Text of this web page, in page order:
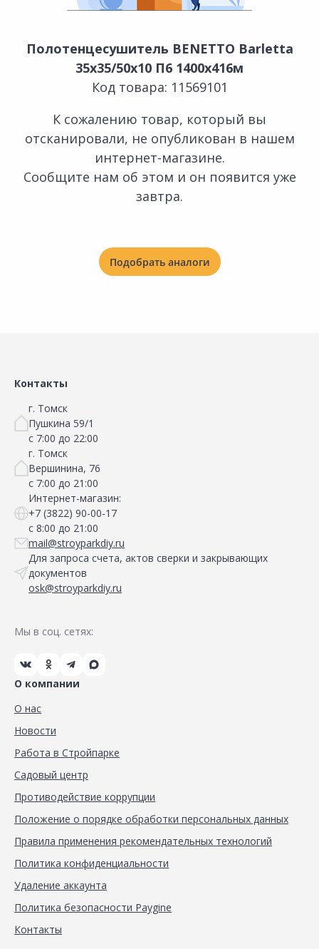
Полотенцесушитель BENETTO Barletta
35х35/50х10 П6 1400х416м
Код товара: 11569101
К сожалению товар, который вы
отсканировали, не опубликован в нашем
интернет-магазине.
Сообщите нам об этом и он появится уже
завтра.
Подобрать аналоги
Контакты
г. Томск
Пушкина 59/1
с 7:00 до 22:00
г. Томск
Вершинина, 76
с 7:00 до 21:00
Интернет-магазин:
+7 (3822) 90-00-17
с 8:00 до 21:00
mail@stroyparkdiy.ru
Для запроса счета, актов сверки и закрывающих
документов
osk@stroyparkdiy.ru
Мы в соц. сетях:
О компании
О нас
Новости
Работа в Стройпарке
Садовый центр
Противодействие коррупции
Положение о порядке обработки персональных данных
Правила применения рекомендательных технологий
Политика конфиденциальности
Удаление аккаунта
Политика безопасности Paygine
Контакты